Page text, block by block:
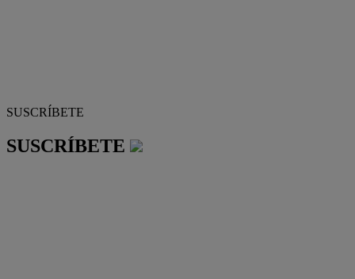
SUSCRÍBETE
SUSCRÍBETE